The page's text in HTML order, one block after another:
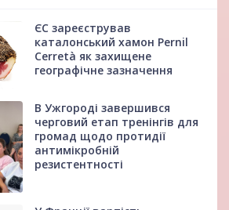
ЄС зареєстрував
каталонський хамон Pernil
Cerretà як захищене
географічне зазначення
В Ужгороді завершився
черговий етап тренінгів для
громад щодо протидії
антимікробній
резистентності